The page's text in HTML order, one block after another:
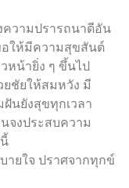
วามปรารถนาดีอัน
ให้มีความสุขสันต์
หน้ายิ่ง ๆ ขึ้นไป
ชัยให้สมหวัง มี
นยังสุขทุกเวลา
จงประสบความ
ายใจ ปราศจากทุกข์